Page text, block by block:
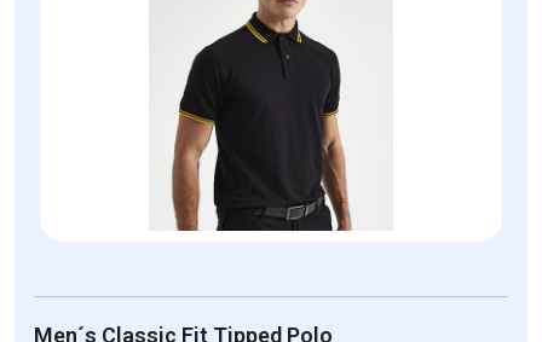
Men´s Classic Fit Tipped Polo